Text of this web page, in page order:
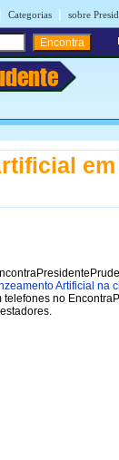
| Categorias | sobre
Artificial na
telefones no